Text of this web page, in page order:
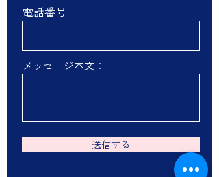
電話番号
メッセージ本文：
送信する